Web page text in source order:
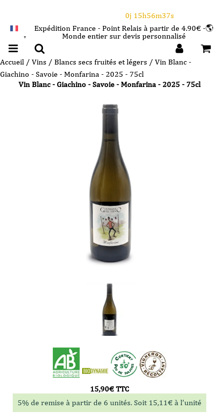
0j 15h56m37s
▼
Expédition France - Point Relais à partir de 4.90€ -🌎
Monde entier sur devis personnalisé
Accueil / Vins / Blancs secs fruités et légers / Vin Blanc -
Giachino - Savoie - Monfarina - 2025 - 75cl
Vin Blanc - Giachino - Savoie - Monfarina - 2025 - 75cl
15,90€ TTC
5% de remise à partir de 6 unités. Soit 15,11€ à l'unité